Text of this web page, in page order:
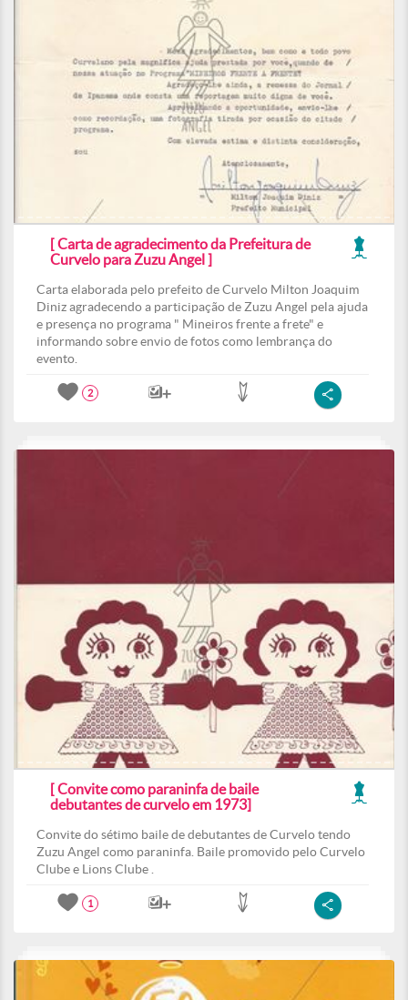
[ Carta de agradecimento da Prefeitura de
Curvelo para Zuzu Angel ]
Carta elaborada pelo prefeito de Curvelo Milton Joaquim
Diniz agradecendo a participação de Zuzu Angel pela ajuda
e presença no programa " Mineiros frente a frete" e
informando sobre envio de fotos como lembrança do
evento.
2
[ Convite como paraninfa de baile
debutantes de curvelo em 1973]
Convite do sétimo baile de debutantes de Curvelo tendo
Zuzu Angel como paraninfa. Baile promovido pelo Curvelo
Clube e Lions Clube .
1